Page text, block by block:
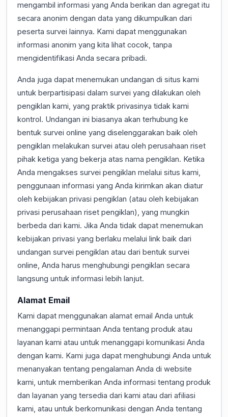
mengambil informasi yang Anda berikan dan agregat itu
secara anonim dengan data yang dikumpulkan dari
peserta survei lainnya. Kami dapat menggunakan
informasi anonim yang kita lihat cocok, tanpa
mengidentifikasi Anda secara pribadi.
Anda juga dapat menemukan undangan di situs kami
untuk berpartisipasi dalam survei yang dilakukan oleh
pengiklan kami, yang praktik privasinya tidak kami
kontrol. Undangan ini biasanya akan terhubung ke
bentuk survei online yang diselenggarakan baik oleh
pengiklan melakukan survei atau oleh perusahaan riset
pihak ketiga yang bekerja atas nama pengiklan. Ketika
Anda mengakses survei pengiklan melalui situs kami,
penggunaan informasi yang Anda kirimkan akan diatur
oleh kebijakan privasi pengiklan (atau oleh kebijakan
privasi perusahaan riset pengiklan), yang mungkin
berbeda dari kami. Jika Anda tidak dapat menemukan
kebijakan privasi yang berlaku melalui link baik dari
undangan survei pengiklan atau dari bentuk survei
online, Anda harus menghubungi pengiklan secara
langsung untuk informasi lebih lanjut.
Alamat Email
Kami dapat menggunakan alamat email Anda untuk
menanggapi permintaan Anda tentang produk atau
layanan kami atau untuk menanggapi komunikasi Anda
dengan kami. Kami juga dapat menghubungi Anda untuk
menanyakan tentang pengalaman Anda di website
kami, untuk memberikan Anda informasi tentang produk
dan layanan yang tersedia dari kami atau dari afiliasi
kami, atau untuk berkomunikasi dengan Anda tentang